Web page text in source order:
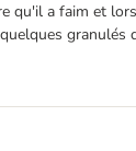
a faim et